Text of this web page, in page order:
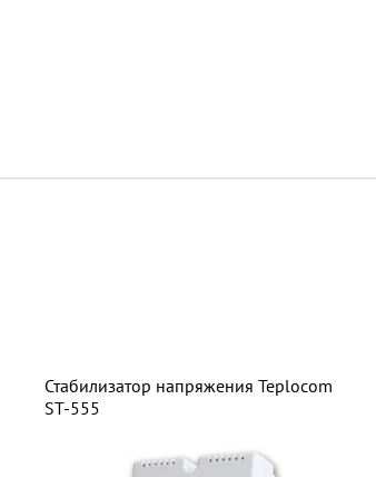
температуры внутри
Стабилизатор напряжения Teplocom
ST-555